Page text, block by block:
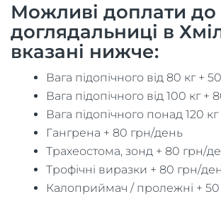
Можливі доплати до
доглядальниці в
вказані нижче:
Вага підопічного від 80 кг +
Вага підопічного від 100 кг +
Вага підопічного понад 120
Гангрена + 80 грн/день
Трахеостома, зонд + 80 грн/
Трофічні виразки + 80 грн/
Калоприймач / пролежні +